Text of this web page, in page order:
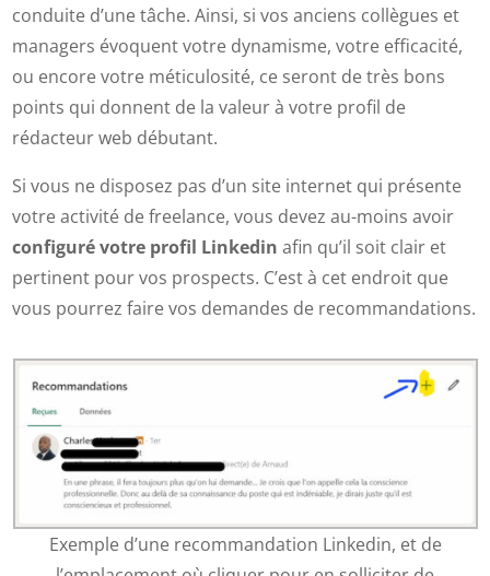
conduite d’une tâche. Ainsi, si vos anciens collègues et
managers évoquent votre dynamisme, votre efficacité,
ou encore votre méticulosité, ce seront de très bons
points qui donnent de la valeur à votre profil de
rédacteur web débutant.
Si vous ne disposez pas d’un site internet qui présente
votre activité de freelance, vous devez au-moins avoir
configuré votre profil Linkedin afin qu’il soit clair et
pertinent pour vos prospects. C’est à cet endroit que
vous pourrez faire vos demandes de recommandations.
Exemple d’une recommandation Linkedin, et de